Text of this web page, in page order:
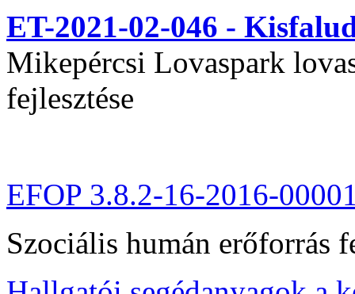
ET-2021-02-046 -
Mikepércsi Lovaspark
fejlesztése
EFOP 3.8.2-16-2016-
Szociális humán erőforrás